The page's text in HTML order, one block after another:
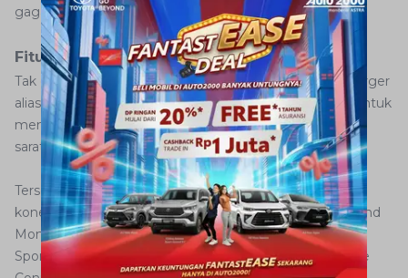
gagah ini.
Fitur Multimedia Berlimpah
Tak cuma menghadirkan fitur baru berupa wireless charger
alias pengisian daya smartphone tanpa kabel, namun untuk
menunjang hiburan juga dihadirkan berbagai fitur yang
sarat akan teknologi.
Tersedia head unit berukuran 9 inci yang memiliki fitur
konektivitas Miracast dan SDL, voice command, Surround
Monitor, sedangkan untuk varian VRZ, SRZ dan TRD
Sportivo memiliki tambahan fiitur NFC dan Smartphone